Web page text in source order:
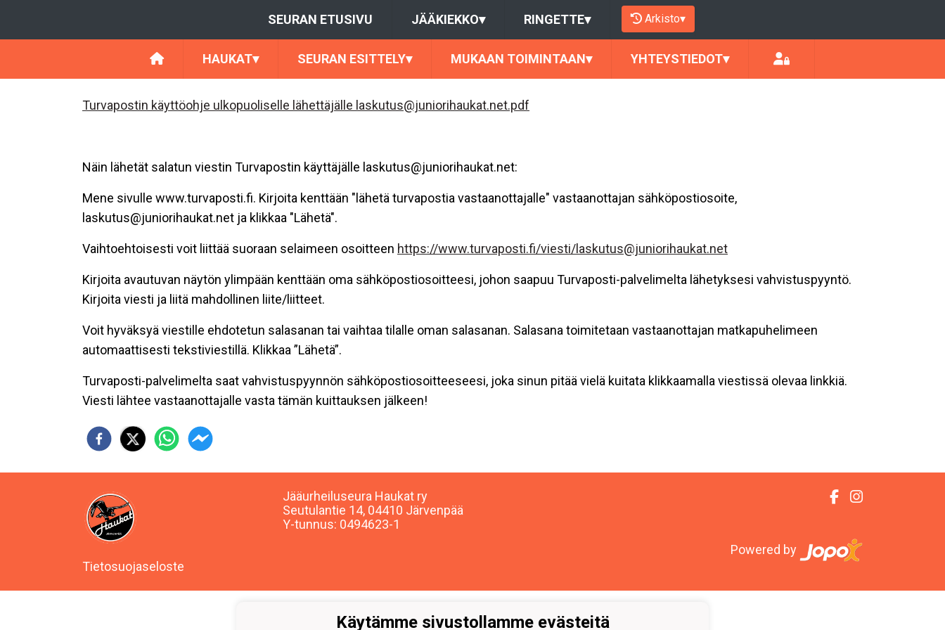
SEURAN ETUSIVU JÄÄKIEKKO▾ RINGETTE▾ Arkisto▾
HAUKAT▾ SEURAN ESITTELY▾ MUKAAN TOIMINTAAN▾ YHTEYSTIEDOT▾
Turvapostin käyttöohje ulkopuoliselle lähettäjälle laskutus@juniorihaukat.net.pdf
Näin lähetät salatun viestin Turvapostin käyttäjälle laskutus@juniorihaukat.net:
Mene sivulle www.turvaposti.fi. Kirjoita kenttään "lähetä turvapostia vastaanottajalle" vastaanottajan sähköpostiosoite,
laskutus@juniorihaukat.net ja klikkaa "Lähetä".
Vaihtoehtoisesti voit liittää suoraan selaimeen osoitteen https://www.turvaposti.fi/viesti/laskutus@juniorihaukat.net
Kirjoita avautuvan näytön ylimpään kenttään oma sähköpostiosoitteesi, johon saapuu Turvaposti-palvelimelta lähetyksesi vahvistuspyyntö.
Kirjoita viesti ja liitä mahdollinen liite/liitteet.
Voit hyväksyä viestille ehdotetun salasanan tai vaihtaa tilalle oman salasanan. Salasana toimitetaan vastaanottajan matkapuhelimeen
automaattisesti tekstiviestillä. Klikkaa ”Lähetä”.
Turvaposti-palvelimelta saat vahvistuspyynnön sähköpostiosoitteeseesi, joka sinun pitää vielä kuitata klikkaamalla viestissä olevaa linkkiä.
Viesti lähtee vastaanottajalle vasta tämän kuittauksen jälkeen!
Tietosuojaseloste
Jääurheiluseura Haukat ry
Seutulantie 14, 04410 Järvenpää
Y-tunnus: 0494623-1
Powered by
Käytämme sivustollamme evästeitä